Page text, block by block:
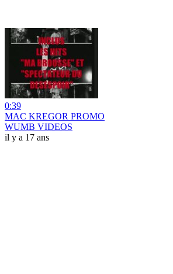
0:39
MAC KREGOR PROMO
WUMB VIDEOS
il y a 17 ans